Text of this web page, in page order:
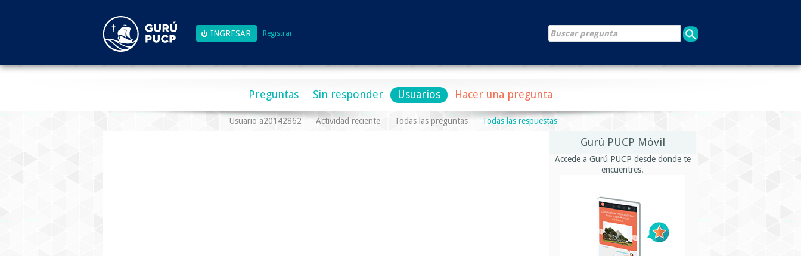
Registrar
Preguntas Sin responder Usuarios Hacer una pregunta
Usuario a20142862 Actividad reciente Todas las preguntas Todas las respuestas
Gurú PUCP Móvil
Accede a Gurú PUCP desde donde te
encuentres.